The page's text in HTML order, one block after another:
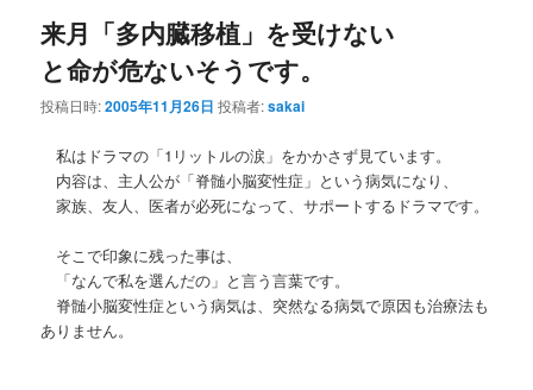
ビ
ゲ
ー
シ
ン
来月「多内臓移植」を受けない
と命が危ないそうです。
投稿日時:2005年11月26日 投稿者:sakai
私はドラマの「1リットルの涙」をかかさず見ています。
内容は、主人公が「脊髄小脳変性症」という病気になり、
家族、友人、医者が必死になって、サポートするドラマです。
そこで印象に残った事は、
「なんで私を選んだの」と言う言葉です。
脊髄小脳変性症という病気は、突然なる病気で原因も治療法も
ありません。